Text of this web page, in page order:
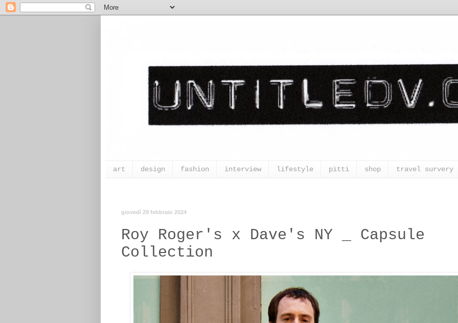
art design fashion interview lifestyle pitti shop travel survery
giovedì 29 febbraio 2024
Roy Roger's x Dave's NY _ Capsule
Collection